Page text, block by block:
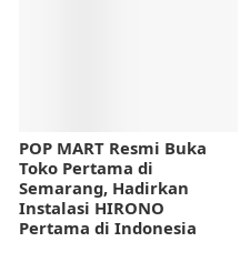
POP MART Resmi Buka
Toko Pertama di
Semarang, Hadirkan
Instalasi HIRONO
Pertama di Indonesia